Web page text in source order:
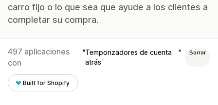
carro fijo o lo que sea que ayude a los clientes a
completar su compra.
497 aplicaciones
con
Temporizadores de cuenta
atrás
Borrar
Built for Shopify